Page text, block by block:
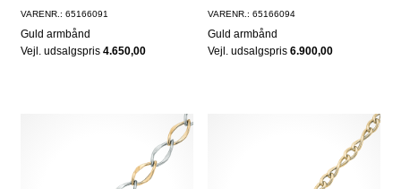
VARENR.: 65166091
Guld armbånd
Vejl. udsalgspris 4.650,00
VARENR.: 65166094
Guld armbånd
Vejl. udsalgspris6.900,00